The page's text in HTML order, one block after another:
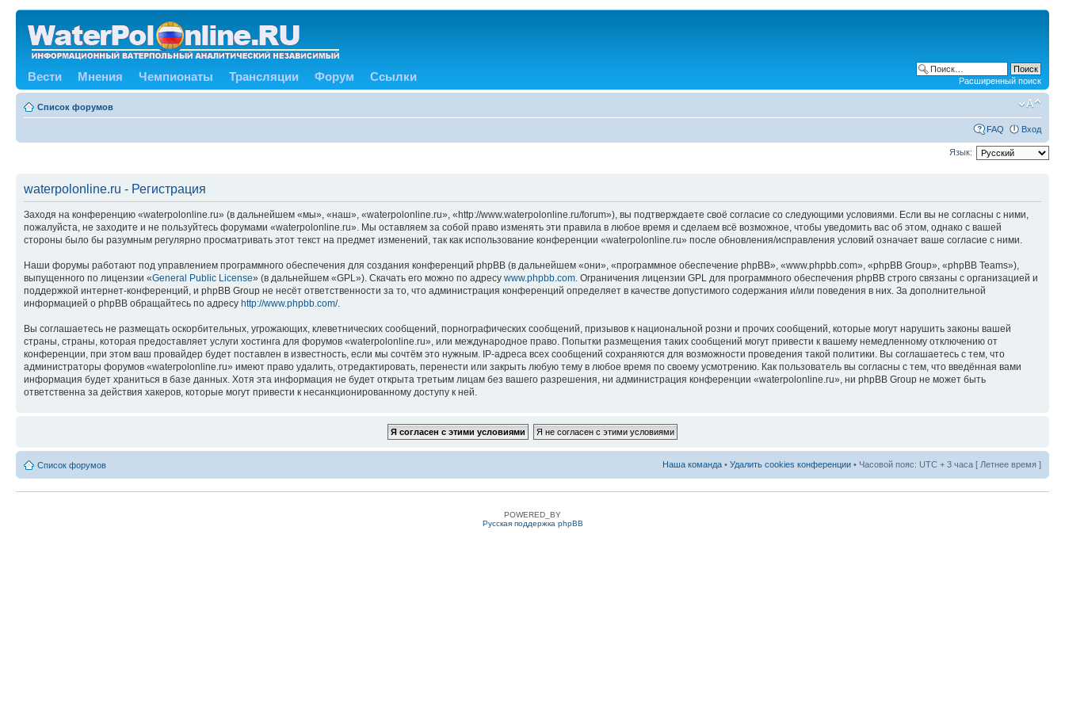
Вести Мнения Чемпионаты Трансляции Форум Ссылки Расширенный поиск
Список форумов
FAQ Вход
Язык:
waterpolonline.ru - Регистрация
Заходя на конференцию «waterpolonline.ru» (в дальнейшем «мы», «наш», «waterpolonline.ru», «http://www.waterpolonline.ru/forum»), вы подтверждаете своё согласие со следующими условиями. Если вы не согласны с ними,
пожалуйста, не заходите и не пользуйтесь форумами «waterpolonline.ru». Мы оставляем за собой право изменять эти правила в любое время и сделаем всё возможное, чтобы уведомить вас об этом, однако с вашей
стороны было бы разумным регулярно просматривать этот текст на предмет изменений, так как использование конференции «waterpolonline.ru» после обновления/исправления условий означает ваше согласие с ними.
Наши форумы работают под управлением программного обеспечения для создания конференций phpBB (в дальнейшем «они», «программное обеспечение phpBB», «www.phpbb.com», «phpBB Group», «phpBB Teams»),
выпущенного по лицензии «General Public License» (в дальнейшем «GPL»). Скачать его можно по адресу www.phpbb.com . Ограничения лицензии GPL для программного обеспечения phpBB строго связаны с организацией и
поддержкой интернет-конференций, и phpBB Group не несёт ответственности за то, что администрация конференций определяет в качестве допустимого содержания и/или поведения в них. За дополнительной
информацией о phpBB обращайтесь по адресу http://www.phpbb.com/.
Вы соглашаетесь не размещать оскорбительных, угрожающих, клеветнических сообщений, порнографических сообщений, призывов к национальной розни и прочих сообщений, которые могут нарушить законы вашей
страны, страны, которая предоставляет услуги хостинга для форумов «waterpolonline.ru», или международное право. Попытки размещения таких сообщений могут привести к вашему немедленному отключению от
конференции, при этом ваш провайдер будет поставлен в известность, если мы сочтём это нужным. IP-адреса всех сообщений сохраняются для возможности проведения такой политики. Вы соглашаетесь с тем, что
администраторы форумов «waterpolonline.ru» имеют право удалить, отредактировать, перенести или закрыть любую тему в любое время по своему усмотрению. Как пользователь вы согласны с тем, что введённая вами
информация будет храниться в базе данных. Хотя эта информация не будет открыта третьим лицам без вашего разрешения, ни администрация конференции «waterpolonline.ru», ни phpBB Group не может быть
ответственна за действия хакеров, которые могут привести к несанкционированному доступу к ней.
Список форумов Наша команда • Удалить cookies конференции • Часовой пояс: UTC + 3 часа [ Летнее время ]
POWERED_BY
Русская поддержка phpBB